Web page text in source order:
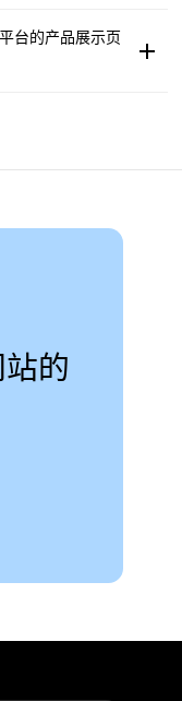
台的产品展示页
的